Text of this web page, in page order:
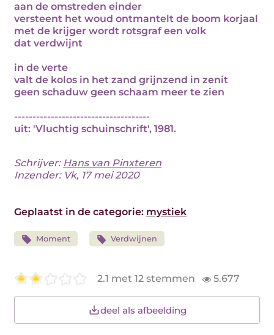
aan de omstreden einder
versteent het woud ontmantelt de boom korjaal
met de krijger wordt rotsgraf een volk
dat verdwijnt
in de verte
valt de kolos in het zand grijnzend in zenit
geen schaduw geen schaam meer te zien
-------------------------------------
uit: 'Vluchtig schuinschrift', 1981.
Schrijver: Hans van Pinxteren
Inzender: Vk, 17 mei 2020
Geplaatst in de categorie: mystiek
Moment Verdwijnen
2.1 met 12 stemmen 5.677
deel als afbeelding